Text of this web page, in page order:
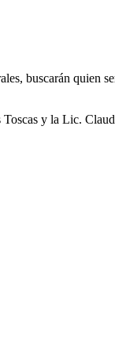
buscarán quien
y la Lic.